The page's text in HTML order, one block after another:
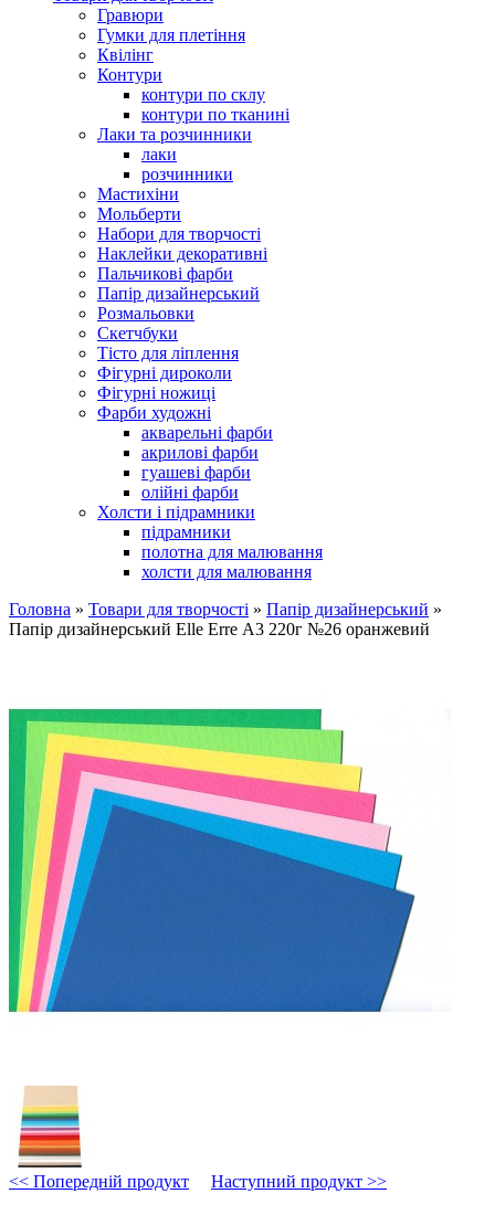
Гравюри
Гумки для плетіння
Квілінг
Контури
контури по склу
контури по тканині
Лаки та розчинники
лаки
розчинники
Мастихіни
Мольберти
Набори для творчості
Наклейки декоративні
Пальчикові фарби
Папір дизайнерський
Розмальовки
Скетчбуки
Тісто для ліплення
Фігурні дироколи
Фігурні ножиці
Фарби художні
акварельні фарби
акрилові фарби
гуашеві фарби
олійні фарби
Холсти і підрамники
підрамники
полотна для малювання
холсти для малювання
Головна » Товари для творчості » Папір дизайнерський »
Папір дизайнерський Elle Erre А3 220г №26 оранжевий
<< Попередній продукт Наступний продукт >>